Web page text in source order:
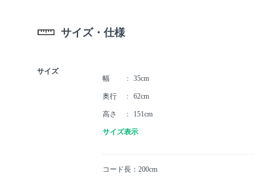
サイズ・仕様
サイズ
幅
35cm
奥行 62cm
高さ 151cm
サイズ表示
コード長：200cm